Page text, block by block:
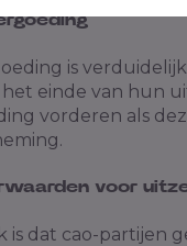
is
einde van hun
vorderen als
voor
is dat cao-partijen